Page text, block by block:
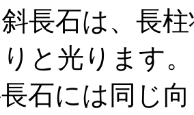
長石は、長
と光ります。
石には同じ